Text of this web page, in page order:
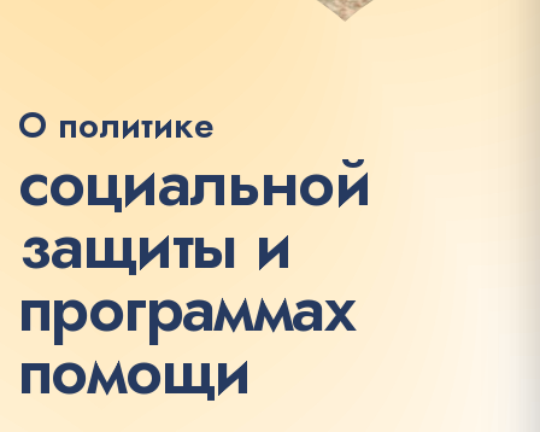
О политике
социальной
защиты и
программах
помощи